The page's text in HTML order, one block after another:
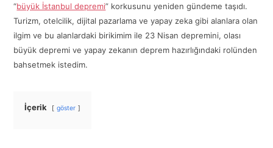
“büyük İstanbul depremi” korkusunu yeniden gündeme taşıdı.
Turizm, otelcilik, dijital pazarlama ve yapay zeka gibi alanlara olan
ilgim ve bu alanlardaki birikimim ile 23 Nisan depremini, olası
büyük depremi ve yapay zekanın deprem hazırlığındaki rolünden
bahsetmek istedim.
İçerik göster